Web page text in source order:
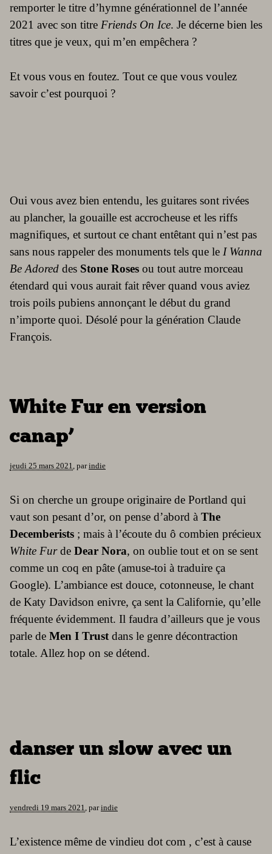
remporter le titre d’hymne générationnel de l’année
2021 avec son titre Friends On Ice. Je décerne bien les
titres que je veux, qui m’en empêchera ?
Et vous vous en foutez. Tout ce que vous voulez
savoir c’est pourquoi ?
Oui vous avez bien entendu, les guitares sont rivées
au plancher, la gouaille est accrocheuse et les riffs
magnifiques, et surtout ce chant entêtant qui n’est pas
sans nous rappeler des monuments tels que le I Wanna
Be Adored des Stone Roses ou tout autre morceau
étendard qui vous aurait fait rêver quand vous aviez
trois poils pubiens annonçant le début du grand
n’importe quoi. Désolé pour la génération Claude
François.
White Fur en version
canap’
jeudi 25 mars 2021, parindie
Si on cherche un groupe originaire de Portland qui
vaut son pesant d’or, on pense d’abord à The
Decemberists ; mais à l’écoute du ô combien précieux
White Furde Dear Nora, on oublie tout et on se sent
comme un coq en pâte (amuse-toi à traduire ça
Google). L’ambiance est douce, cotonneuse, le chant
de Katy Davidson enivre, ça sent la Californie, qu’elle
fréquente évidemment. Il faudra d’ailleurs que je vous
parle de Men I Trust dans le genre décontraction
totale. Allez hop on se détend.
danser un slow avec un
flic
vendredi 19 mars 2021, parindie
L’existence même de vindieu dot com , c’est à cause